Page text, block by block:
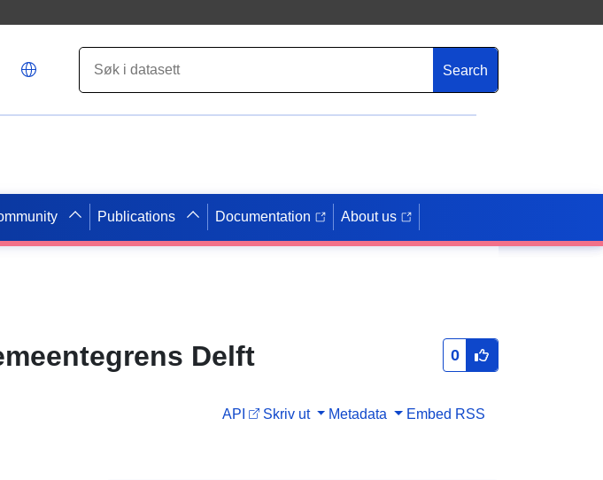
Search
Publications Documentation About us
Delft 0
API Skriv ut Metadata Embed RSS